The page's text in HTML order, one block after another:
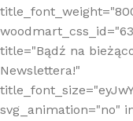
title="Bądź na
Newslettera!"
svg_animation="no"